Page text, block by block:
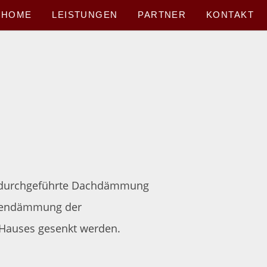
HOME LEISTUNGEN PARTNER KONTAKT
Dachdämmung
der
gesenkt werden.